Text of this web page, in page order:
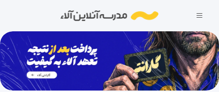
لگاریتم (قسمت اول)، مفهوم و قوانین لگاریتم
33 دقیقه 1400/08/29
لگاریتم (قسمت دوم)، معادلات و نامعادلات لگاریتمی
29 دقیقه 1400/08/29